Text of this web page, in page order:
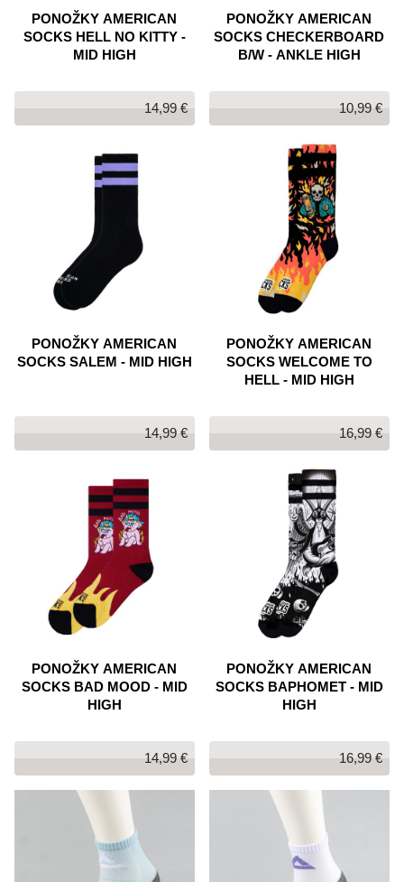
PONOŽKY AMERICAN
SOCKS HELL NO KITTY -
MID HIGH
14,99 €
PONOŽKY AMERICAN
SOCKS CHECKERBOARD
B/W - ANKLE HIGH
10,99 €
PONOŽKY AMERICAN
SOCKS SALEM - MID HIGH
14,99 €
PONOŽKY AMERICAN
SOCKS WELCOME TO
HELL - MID HIGH
16,99 €
PONOŽKY AMERICAN
SOCKS BAD MOOD - MID
HIGH
14,99 €
PONOŽKY AMERICAN
SOCKS BAPHOMET - MID
HIGH
16,99 €